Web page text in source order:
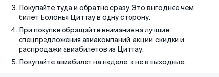
Покупайте туда и обратно сразу. Это выгоднее чем
билет Болонья Циттау в одну сторону.
При покупке обращайте внимание на лучшие
спецпредложения авиакомпаний, акции, скидки и
распродажи авиабилетов из Циттау.
Покупайте авиабилет на неделе, а не в выходные.